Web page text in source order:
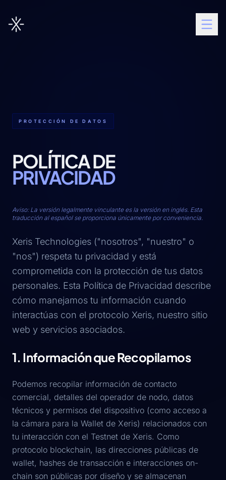
PROTECCIÓN DE DATOS
POLÍTICA DE
PRIVACIDAD
Aviso: La versión legalmente vinculante es la versión en inglés. Esta
traducción al español se proporciona únicamente por conveniencia.
Xeris Technologies ("nosotros", "nuestro" o
"nos") respeta tu privacidad y está
comprometida con la protección de tus datos
personales. Esta Política de Privacidad describe
cómo manejamos tu información cuando
interactúas con el protocolo Xeris, nuestro sitio
web y servicios asociados.
1. Información que Recopilamos
Podemos recopilar información de contacto
comercial, detalles del operador de nodo, datos
técnicos y permisos del dispositivo (como acceso a
la cámara para la Wallet de Xeris) relacionados con
tu interacción con el Testnet de Xeris. Como
protocolo blockchain, las direcciones públicas de
wallet, hashes de transacción e interacciones on-
chain son públicas por diseño y se almacenan